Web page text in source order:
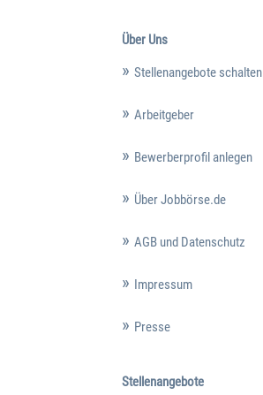
Über Uns
Stellenangebote schalten
Arbeitgeber
Bewerberprofil anlegen
Über Jobbörse.de
AGB und Datenschutz
Impressum
Presse
Stellenangebote